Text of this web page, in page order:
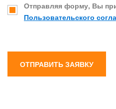
Отправляя форму, Вы
Пользовательского
ОТПРАВИТЬ ЗАЯВКУ